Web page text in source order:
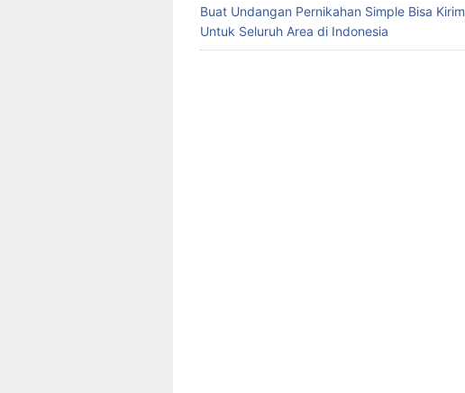
Buat Undangan Pernikahan Simple Bisa Kirim
Untuk Seluruh Area di Indonesia